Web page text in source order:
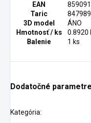
EAN
Taric
3D model
ÁNO
Hmotnosť / ks
0.8920
Balenie
1 ks
Dodatočné parametre
Kategória: